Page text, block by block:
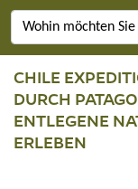
CHILE
DURCH
ENTLEGENE
ERLEBEN